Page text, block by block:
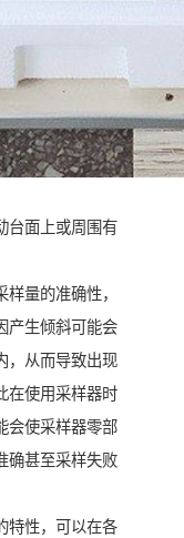
台面上或周围有
量的准确性，
产生倾斜可能会
，从而导致出现
在使用采样器时
会使采样器零部
确甚至采样失败
特性，可以在各